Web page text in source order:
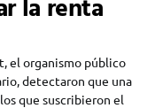
la renta
el organismo público
detectaron que una
que suscribieron el